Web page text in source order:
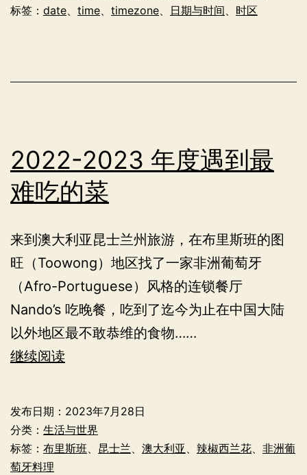
中
期
间
标签： date、 time、 timezone、 日期与时间、 时区
2022-2023 年度遇到最
难吃的菜
来到澳大利亚昆士兰州旅游，在布里斯班的图
旺（Toowong）地区找了一家非洲葡萄牙
（Afro-Portuguese）风格的连锁餐厅
Nando’s 吃晚餐，吃到了迄今为止在中国大陆
以外地区最不敢恭维的食物……
继续阅读
度
遇
发布日期： 2023年7月28日
分类： 生活与世界
标签： 布里斯班、 昆士兰、 澳大利亚 、 辣椒西兰花、 非洲葡
萄牙料理